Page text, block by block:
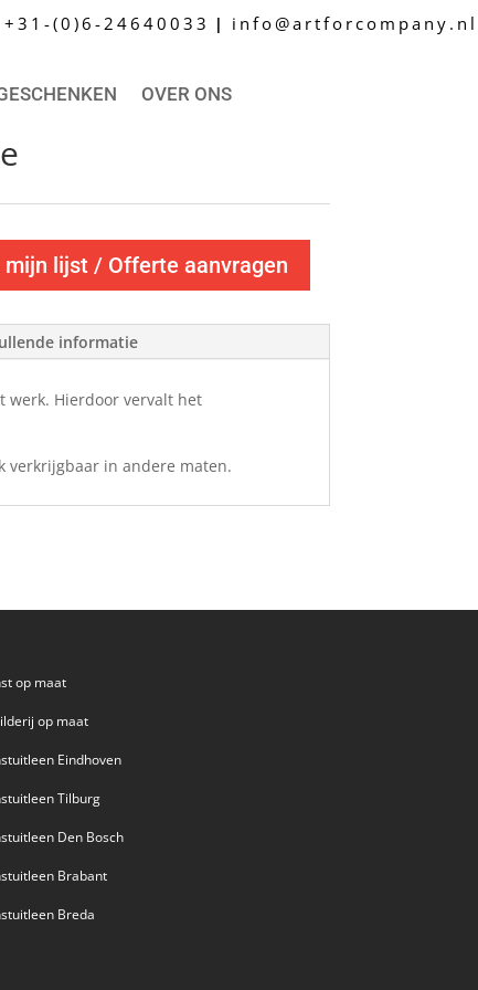
OVER ONS
+31-(0)6-24640033 | info@artforcompany.nl
mijn lijst / Offerte aanvragen
informatie
werk. Hierdoor vervalt het
verkrijgbaar in andere maten.
op maat
op maat
Eindhoven
Tilburg
Den Bosch
Brabant
Breda